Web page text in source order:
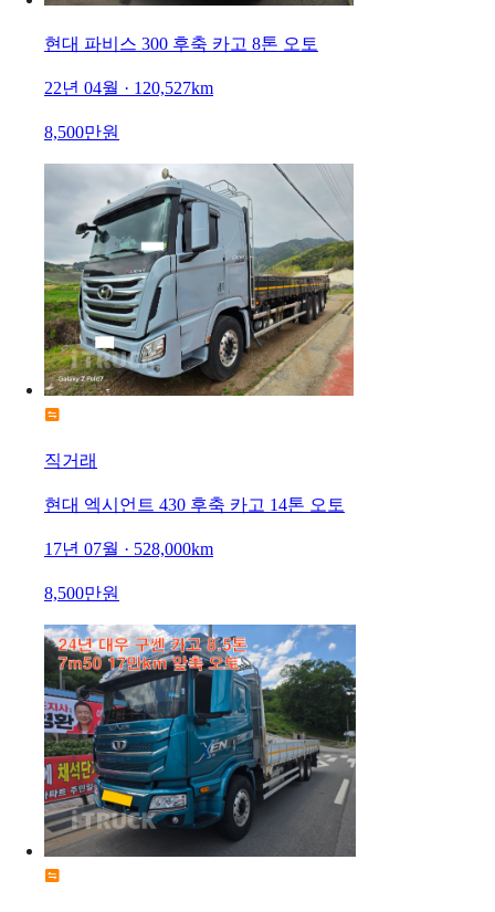
현대 파비스 300 후축 카고 8톤 오토
22년 04월 · 120,527km
8,500만원
직거래
현대 엑시언트 430 후축 카고 14톤 오토
17년 07월 · 528,000km
8,500만원